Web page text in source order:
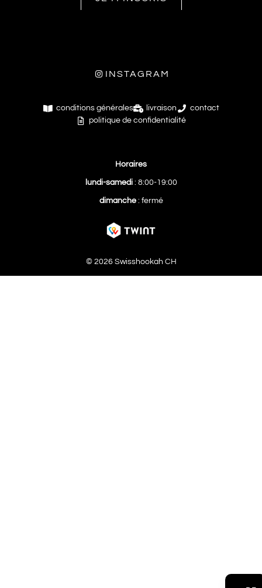
INSTAGRAM
conditions générales livraison
contact
politique de confidentialité
Horaires
lundi-samedi: 8:00-19:00
dimanche: fermé
© 2026 Swisshookah CH